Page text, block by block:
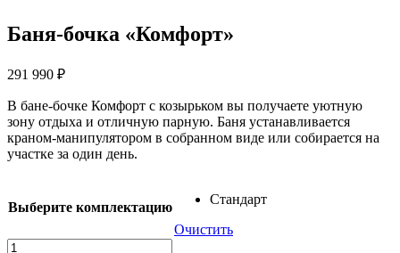
Баня-бочка «Комфорт»
291 990 ₽
В бане-бочке Комфорт с козырьком вы получаете уютную
зону отдыха и отличную парную. Баня устанавливается
краном-манипулятором в собранном виде или собирается на
участке за один день.
Выберите комплектацию
Стандарт
Очистить
Количество